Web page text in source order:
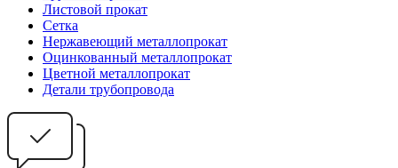
Листовой прокат
Сетка
Нержавеющий металлопрокат
Оцинкованный металлопрокат
Цветной металлопрокат
Детали трубопровода